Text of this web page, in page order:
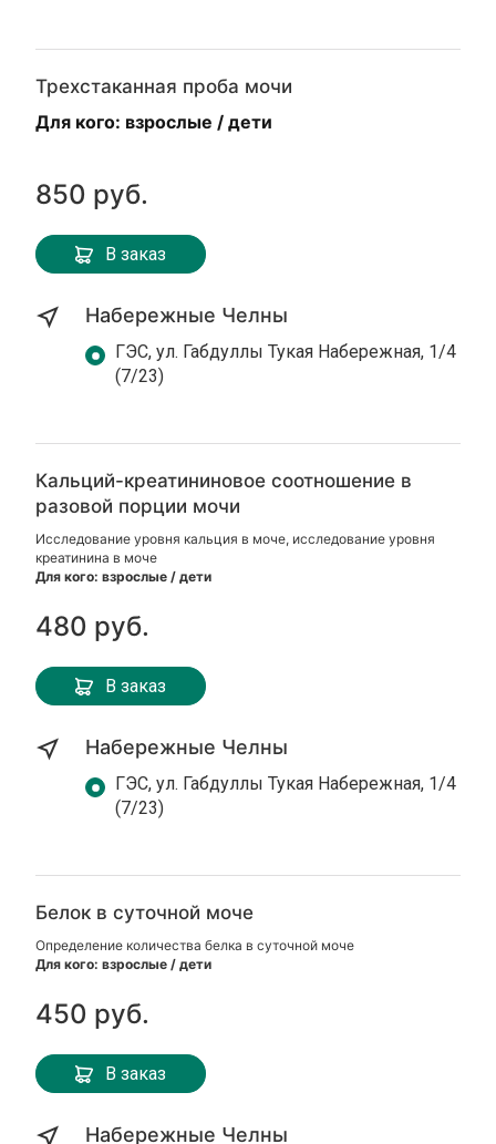
Трехстаканная проба мочи
Для кого: взрослые / дети
850 руб.
В заказ
Набережные Челны
ГЭС, ул. Габдуллы Тукая Набережная, 1/4
(7/23)
Кальций-креатининовое соотношение в
разовой порции мочи
Исследование уровня кальция в моче, исследование уровня
креатинина в моче
Для кого: взрослые / дети
480 руб.
В заказ
Набережные Челны
ГЭС, ул. Габдуллы Тукая Набережная, 1/4
(7/23)
Белок в суточной моче
Определение количества белка в суточной моче
Для кого: взрослые / дети
450 руб.
В заказ
Набережные Челны